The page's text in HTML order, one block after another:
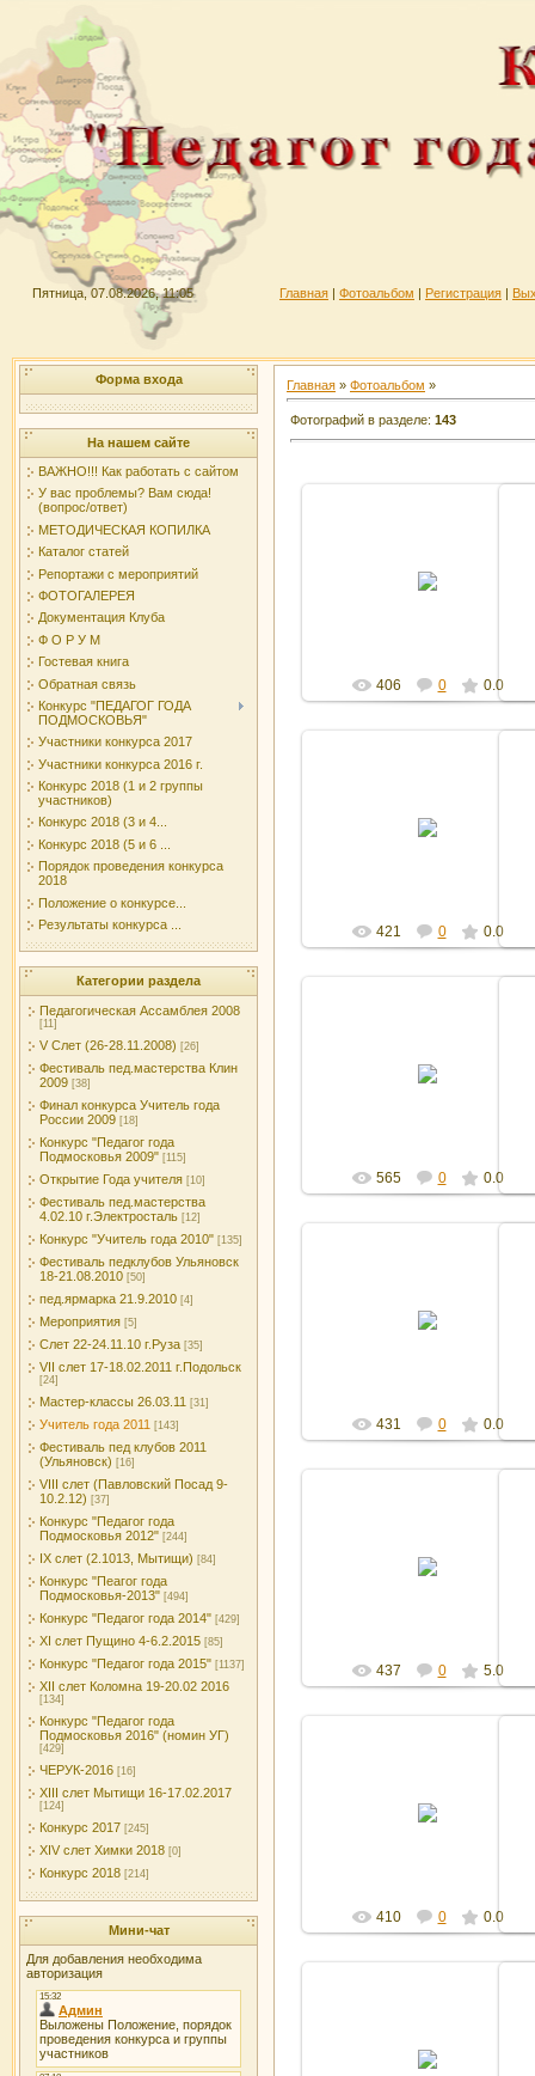
Пятница, 07.08.2026, 11:05 Главная | Фотоальбом | Регистрация |
Форма входа
На нашем сайте
ВАЖНО!!! Как работать с сайтом
У вас проблемы? Вам сюда!
(вопрос/ответ)
МЕТОДИЧЕСКАЯ КОПИЛКА
Каталог статей
Репортажи с мероприятий
ФОТОГАЛЕРЕЯ
Документация Клуба
Ф О Р У М
Гостевая книга
Обратная связь
Конкурс "ПЕДАГОГ ГОДА
ПОДМОСКОВЬЯ"
Участники конкурса 2017
Участники конкурса 2016 г.
Конкурс 2018 (1 и 2 группы
участников)
Конкурс 2018 (3 и 4...
Конкурс 2018 (5 и 6 ...
Порядок проведения конкурса
2018
Положение о конкурсе...
Результаты конкурса ...
Категории раздела
Педагогическая Ассамблея 2008
[11]
V Слет (26-28.11.2008) [26]
Фестиваль пед.мастерства Клин
2009 [38]
Финал конкурса Учитель года
России 2009 [18]
Конкурс "Педагог года
Подмосковья 2009" [115]
Открытие Года учителя [10]
Фестиваль пед.мастерства
4.02.10 г.Электросталь [12]
Конкурс "Учитель года 2010" [135]
Фестиваль педклубов Ульяновск
18-21.08.2010 [50]
пед.ярмарка 21.9.2010 [4]
Мероприятия [5]
Слет 22-24.11.10 г.Руза [35]
VII слет 17-18.02.2011 г.Подольск
[24]
Мастер-классы 26.03.11 [31]
Учитель года 2011 [143]
Фестиваль пед клубов 2011
(Ульяновск) [16]
VIII слет (Павловский Посад 9-
10.2.12) [37]
Конкурс "Педагог года
Подмосковья 2012" [244]
IX слет (2.1013, Мытищи) [84]
Конкурс "Пеагог года
Подмосковья-2013" [494]
Конкурс "Педагог года 2014" [429]
XI слет Пущино 4-6.2.2015 [85]
Конкурс "Педагог года 2015" [1137]
XII слет Коломна 19-20.02 2016
[134]
Конкурс "Педагог года
Подмосковья 2016" (номин УГ)
[429]
ЧЕРУК-2016 [16]
XIII слет Мытищи 16-17.02.2017
[124]
Конкурс 2017 [245]
XIV слет Химки 2018 [0]
Конкурс 2018 [214]
Мини-чат
Для добавления необходима
авторизация
Главная » Фотоальбом »
Фотографий в разделе: 143
406 0 0.0
421 0 0.0
565 0 0.0
431 0 0.0
437 0 5.0
410 0 0.0